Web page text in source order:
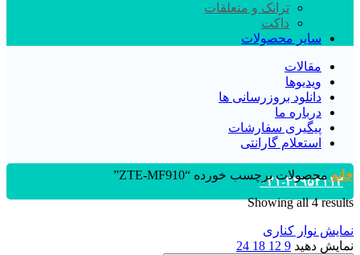
ترانک و متعلقات
داکت
سایر محصولات
مقالات
ویدیوها
دانلود بروزرسانی ها
درباره ما
پیگیری سفارشات
استعلام گارانتی
۰۲۱-۴۴۹۵۲۱۱۳خانه محصولات برچسب خورده “ZTE-MF910”
Showing all 4 results
نمایش نوار کناری
نمایش دهید 9
12
18
24